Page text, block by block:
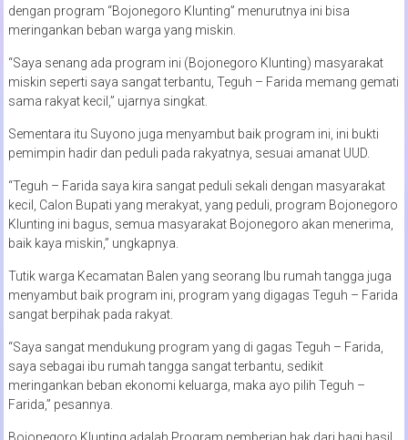
dengan program “Bojonegoro Klunting” menurutnya ini bisa
meringankan beban warga yang miskin.
“Saya senang ada program ini (Bojonegoro Klunting) masyarakat
miskin seperti saya sangat terbantu, Teguh – Farida memang gemati
sama rakyat kecil,” ujarnya singkat.
Sementara itu Suyono juga menyambut baik program ini, ini bukti
pemimpin hadir dan peduli pada rakyatnya, sesuai amanat UUD.
“Teguh – Farida saya kira sangat peduli sekali dengan masyarakat
kecil, Calon Bupati yang merakyat, yang peduli, program Bojonegoro
Klunting ini bagus, semua masyarakat Bojonegoro akan menerima,
baik kaya miskin,” ungkapnya.
Tutik warga Kecamatan Balen yang seorang Ibu rumah tangga juga
menyambut baik program ini, program yang digagas Teguh – Farida
sangat berpihak pada rakyat.
“Saya sangat mendukung program yang di gagas Teguh – Farida,
saya sebagai ibu rumah tangga sangat terbantu, sedikit
meringankan beban ekonomi keluarga, maka ayo pilih Teguh –
Farida,” pesannya.